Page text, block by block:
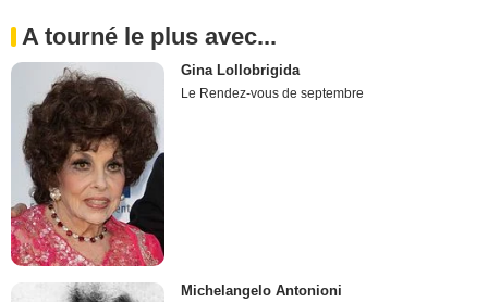
A tourné le plus avec...
Gina Lollobrigida
Le Rendez-vous de septembre
Michelangelo Antonioni